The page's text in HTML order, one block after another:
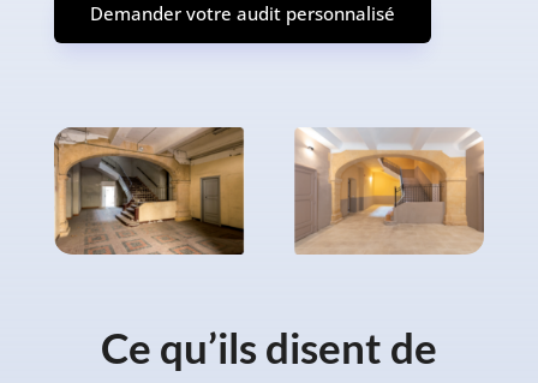
Demander votre audit personnalisé
Ce qu’ils disent de